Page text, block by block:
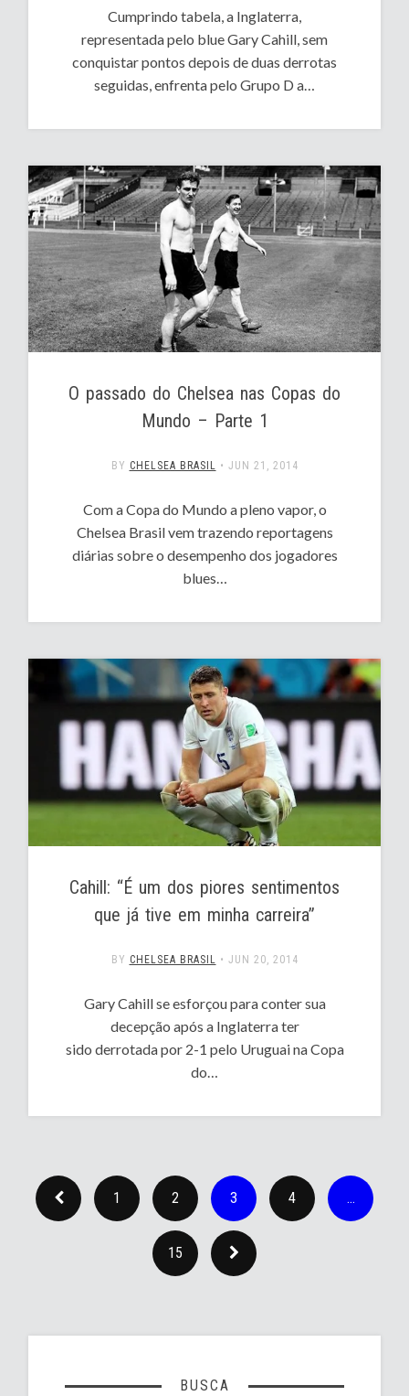
Cumprindo tabela, a Inglaterra,
representada pelo blue Gary Cahill, sem
conquistar pontos depois de duas derrotas
seguidas, enfrenta pelo Grupo D a…
O passado do Chelsea nas Copas do
Mundo – Parte 1
BY CHELSEA BRASIL • JUN 21, 2014
Com a Copa do Mundo a pleno vapor, o
Chelsea Brasil vem trazendo reportagens
diárias sobre o desempenho dos jogadores
blues…
Cahill: “É um dos piores sentimentos
que já tive em minha carreira”
BY CHELSEA BRASIL • JUN 20, 2014
Gary Cahill se esforçou para conter sua
decepção após a Inglaterra ter
sido derrotada por 2-1 pelo Uruguai na Copa
do…
1 2 3 4 …
15
BUSCA